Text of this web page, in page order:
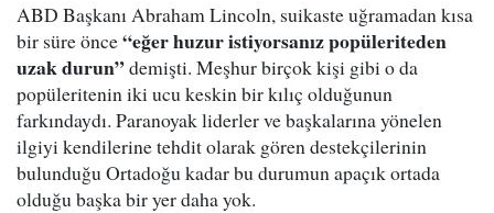
ABD Başkanı Abraham Lincoln, suikaste uğramadan kısa
bir süre önce“eğer huzur istiyorsanız popüleriteden
uzak durun”demişti. Meşhur birçok kişi gibi o da
popüleritenin iki ucu keskin bir kılıç olduğunun
farkındaydı. Paranoyak liderler ve başkalarına yönelen
ilgiyi kendilerine tehdit olarak gören destekçilerinin
bulunduğu Ortadoğu kadar bu durumun apaçık ortada
olduğu başka bir yer daha yok.